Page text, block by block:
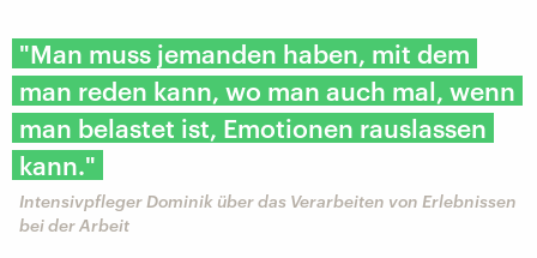
"Man muss jemanden haben, mit dem
man reden kann, wo man auch mal, wenn
man belastet ist, Emotionen rauslassen
kann."
Intensivpfleger Dominik über das Verarbeiten von Erlebnissen
bei der Arbeit